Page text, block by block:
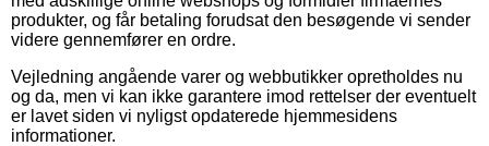
produkter, og får betaling forudsat den besøgende vi sender
videre gennemfører en ordre.
Vejledning angående varer og webbutikker opretholdes nu
og da, men vi kan ikke garantere imod rettelser der eventuelt
er lavet siden vi nyligst opdaterede hjemmesidens
informationer.